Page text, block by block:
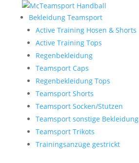
Bekleidung Teamsport
Active Training Hosen & Shorts
Active Training Tops
Regenbekleidung
Teamsport Caps
Regenbekleidung Tops
Teamsport Shorts
Teamsport Socken/Stutzen
Teamsport sonstige Bekleidung
Teamsport Trikots
Trainingsanzüge gestrickt